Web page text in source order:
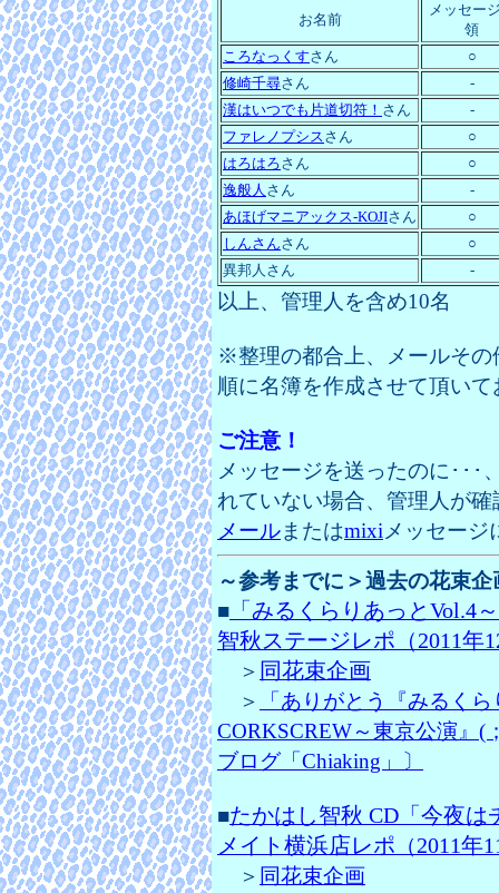
お名前
メッセー
領
ころなっくすさん
○
修崎千尋さん
-
漢はいつでも片道切符！ さん
-
ファレノプシスさん
○
はろはろさん
○
逸般人 さん
-
あほげマニアックス-KOJIさん
○
しんさんさん
○
異邦人さん
-
以上、管理人を含め10名
※整理の都合上、メールそ
順に名簿を作成させて頂いて
ご注意！
メッセージを送ったのに･･･
れていない場合、管理人が
メールまたはmixi メッセージ
～参考までに＞過去の花束
■ 「みるくらりあっとVol.4
智秋ステージレポ（2011年
＞ 同花束企画
＞
「ありがとう『みるく
CORKSCREW～東京公演』
ブログ「Chiaking」〕
■たかはし智秋 CD「今夜は
メイト横浜店レポ （2011年
＞ 同花束企画